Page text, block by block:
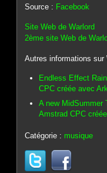
Source : Facebook
Site Web de Warlord
2ème site Web de
Autres informations sur
Endless Effect
CPC créée avec
A new MidSummer
Amstrad CPC
Catégorie : musique